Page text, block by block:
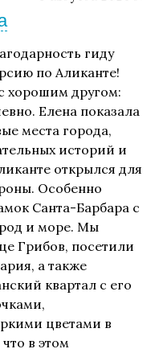
гиду
по Аликанте!
хорошим другом:
Елена показала
места города,
историй и
открылся для
Особенно
Санта-Барбара с
и море. Мы
Грибов, посетили
а также
квартал с его
цветами в
в этом